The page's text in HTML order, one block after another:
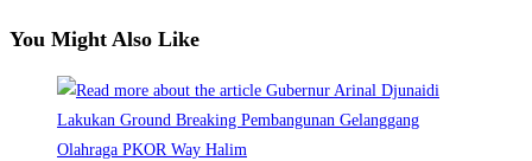
You Might Also Like